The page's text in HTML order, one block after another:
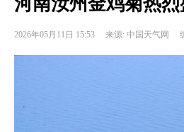
2026年05月11日 15:53 来源: 中国天气网